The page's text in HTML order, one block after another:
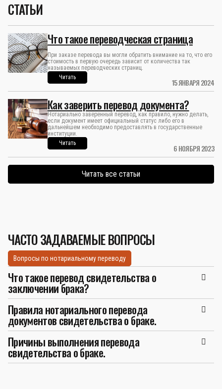
СТАТЬИ
15 ЯНВАРЯ 2024
Что такое переводческая страница
При заказе перевода вы могли обратить внимание на то, что его
стоимость в первую очередь зависит от количества так
называемых переводческих страниц.
Читать
6 НОЯБРЯ 2023
Как заверить перевод документа?
Нотариально заверенный перевод, как правило, нужно делать,
если документ имеет официальный статус либо его в
дальнейшем необходимо предоставлять в государственные
институции.
Читать
Читать все статьи
ЧАСТО ЗАДАВАЕМЫЕ ВОПРОСЫ
Вопросы по нотариальному переводу
Что такое перевод свидетельства о
заключении брака?
Правила нотариального перевода
документов свидетельства о браке.
Причины выполнения перевода
свидетельства о браке.